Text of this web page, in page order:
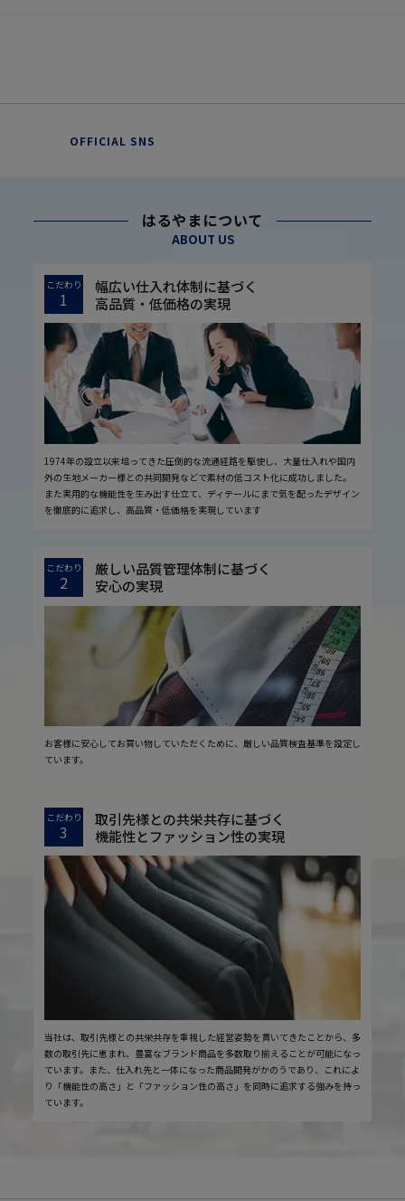
OFFICIAL SNS
はるやまについて
ABOUT US
こだわり
1
幅広い仕入れ体制に基づく
高品質・低価格の実現
1974年の設立以来培ってきた圧倒的な流通経路を駆使し、大量仕入れや国内
外の生地メーカー様との共同開発などで素材の低コスト化に成功しました。
また実用的な機能性を生み出す仕立て、ディテールにまで気を配ったデザイン
を徹底的に追求し、高品質・低価格を実現しています
こだわり
2
厳しい品質管理体制に基づく
安心の実現
お客様に安心してお買い物していただくために、厳しい品質検査基準を設定し
ています。
こだわり
3
取引先様との共栄共存に基づく
機能性とファッション性の実現
当社は、取引先様との共栄共存を重視した経営姿勢を貫いてきたことから、多
数の取引先に恵まれ、豊富なブランド商品を多数取り揃えることが可能になっ
ています。また、仕入れ先と一体になった商品開発がかのうであり、これによ
り「機能性の高さ」と「ファッション性の高さ」を同時に追求する強みを持っ
ています。